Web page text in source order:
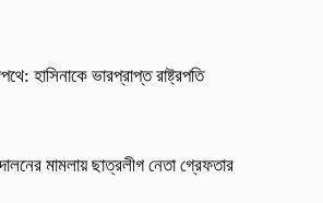
হাসিনাকে ভারপ্রাপ্ত রাষ্ট্রপতি
মামলায় ছাত্রলীগ নেতা গ্রেফতার